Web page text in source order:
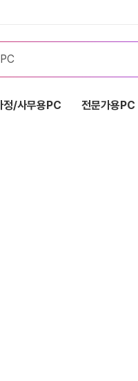
정/사무용PC 전문가용PC